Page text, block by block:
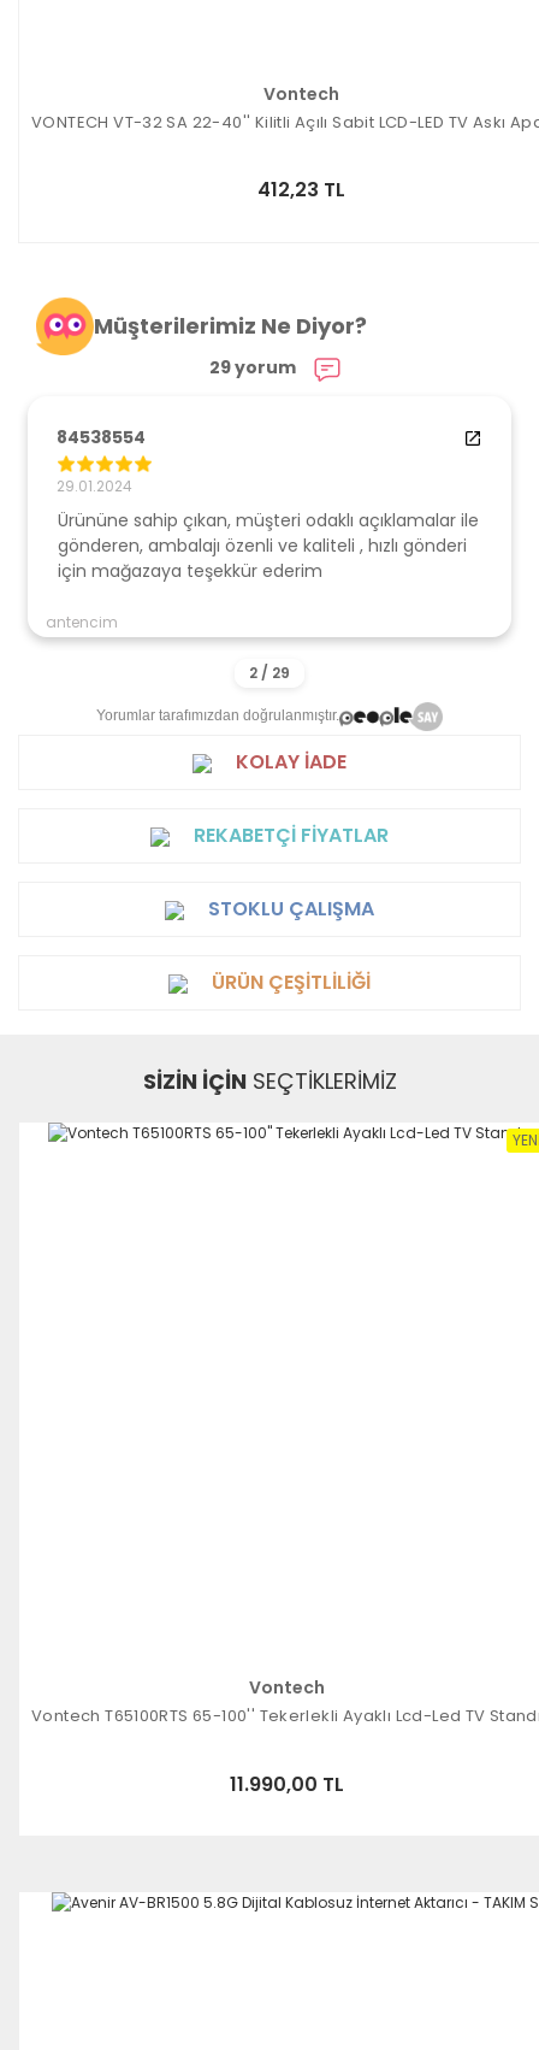
Vontech
VONTECH VT-32 SA 22-40'' Kilitli Açılı Sabit LCD-LED TV Askı
412,23 TL
Müşterilerimiz Ne Diyor?
29 yorum
84538554
29.01.2024
Ürününe sahip çıkan, müşteri odaklı açıklamalar ile
gönderen, ambalajı özenli ve kaliteli , hızlı gönderi
için mağazaya teşekkür ederim
antencim
Yorumlar tarafımızdan doğrulanmıştır.
KOLAY İADE
REKABETÇİ FİYATLAR
STOKLU ÇALIŞMA
ÜRÜN ÇEŞİTLİLİĞİ
SİZİN İÇİNSEÇTİKLERİMİZ
Vontech
Vontech T65100RTS 65-100'' Tekerlekli Ayaklı Lcd-Led TV
11.990,00 TL